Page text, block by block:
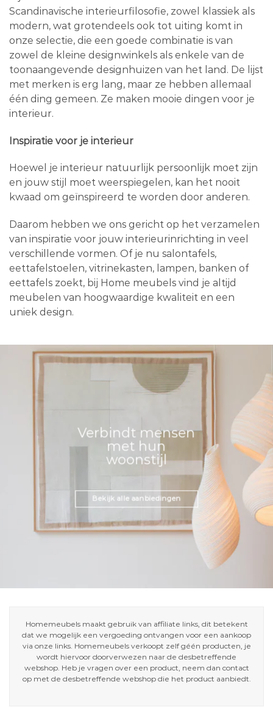
Scandinavische interieurfilosofie, zowel klassiek als
modern, wat grotendeels ook tot uiting komt in
onze selectie, die een goede combinatie is van
zowel de kleine designwinkels als enkele van de
toonaangevende designhuizen van het land. De lijst
met merken is erg lang, maar ze hebben allemaal
één ding gemeen. Ze maken mooie dingen voor je
interieur.
Inspiratie voor je interieur
Hoewel je interieur natuurlijk persoonlijk moet zijn
en jouw stijl moet weerspiegelen, kan het nooit
kwaad om geïnspireerd te worden door anderen.
Daarom hebben we ons gericht op het verzamelen
van inspiratie voor jouw interieurinrichting in veel
verschillende vormen. Of je nu salontafels,
eettafelstoelen, vitrinekasten, lampen, banken of
eettafels zoekt, bij Home meubels vind je altijd
meubelen van hoogwaardige kwaliteit en een
uniek design.
Verbindt mensen
met hun
woonstijl
Bekijk alle aanbiedingen
Homemeubels maakt gebruik van affiliate links, dit betekent
dat we mogelijk een vergoeding ontvangen voor een aankoop
via onze links. Homemeubels verkoopt zelf géén producten, je
wordt hiervoor doorverwezen naar de desbetreffende
webshop. Heb je vragen over een product, neem dan contact
op met de desbetreffende webshop die het product aanbiedt.